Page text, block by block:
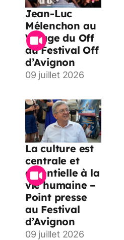
Jean-Luc
Mélenchon au
Village du Off
du Festival Off
d’Avignon
09 juillet 2026
La culture est
centrale et
essentielle à la
vie humaine –
Point presse
au Festival
d’Avignon
09 juillet 2026